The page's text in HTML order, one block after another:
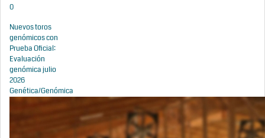
0
Nuevos toros
genómicos con
Prueba Oficial:
Evaluación
genómica julio
2026
Genética/Genómica